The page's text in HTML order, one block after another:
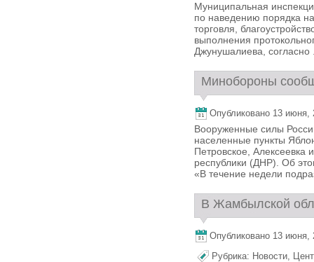
Муниципальная
по наведению порядка
торговля,
выполнения
Джунушалиева, согласно
Минобороны
Опубликовано 13 июня,
Вооруженные силы
населенные пункты
Петровское, Алексеевка
республики (ДНР). Об
«В течение недели
В Жамбылской
Опубликовано 13 июня,
Рубрика: Новости,